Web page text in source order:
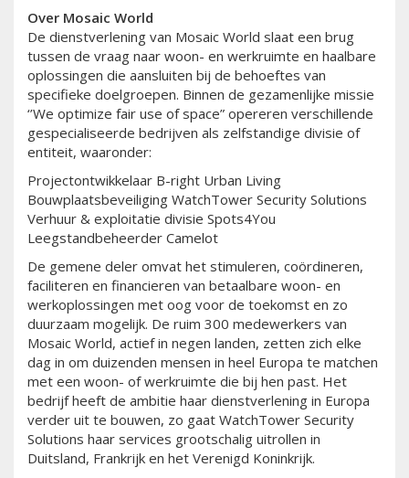
Over Mosaic World
De dienstverlening van Mosaic World slaat een brug
tussen de vraag naar woon- en werkruimte en haalbare
oplossingen die aansluiten bij de behoeftes van
specifieke doelgroepen. Binnen de gezamenlijke missie
‘’We optimize fair use of space” opereren verschillende
gespecialiseerde bedrijven als zelfstandige divisie of
entiteit, waaronder:
Projectontwikkelaar B-right Urban Living
Bouwplaatsbeveiliging WatchTower Security Solutions
Verhuur & exploitatie divisie Spots4You
Leegstandbeheerder Camelot
De gemene deler omvat het stimuleren, coördineren,
faciliteren en financieren van betaalbare woon- en
werkoplossingen met oog voor de toekomst en zo
duurzaam mogelijk. De ruim 300 medewerkers van
Mosaic World, actief in negen landen, zetten zich elke
dag in om duizenden mensen in heel Europa te matchen
met een woon- of werkruimte die bij hen past. Het
bedrijf heeft de ambitie haar dienstverlening in Europa
verder uit te bouwen, zo gaat WatchTower Security
Solutions haar services grootschalig uitrollen in
Duitsland, Frankrijk en het Verenigd Koninkrijk.